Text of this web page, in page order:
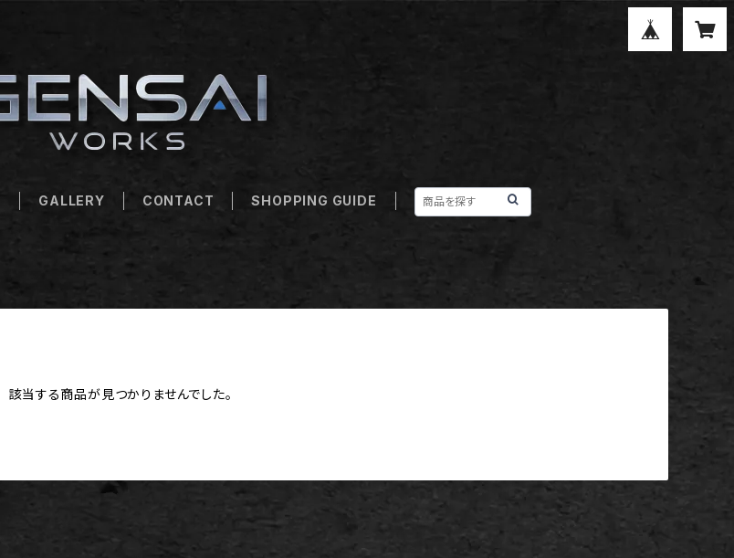
GALLERY CONTACT SHOPPING GUIDE
該当する商品が見つかりませんでした。